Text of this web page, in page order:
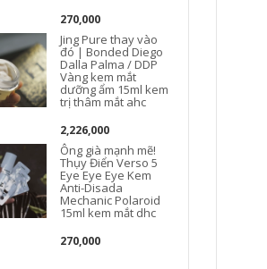
270,000
Jing Pure thay vào
đó | Bonded Diego
Dalla Palma / DDP
Vàng kem mắt
dưỡng ẩm 15ml kem
trị thâm mắt ahc
2,226,000
Ông già mạnh mẽ!
Thụy Điển Verso 5
Eye Eye Eye Kem
Anti-Disada
Mechanic Polaroid
15ml kem mắt dhc
270,000